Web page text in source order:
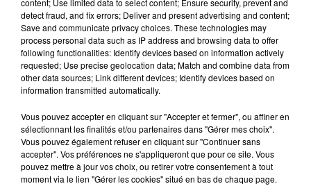
ANGERS SCO. L'ATTAQUANT LANROY MACHINE PRÊTÉ AUX PAYS-
BAS
content; Use limited data to select content; Ensure security, prevent and
detect fraud, and fix errors; Deliver and present advertising and content;
Save and communicate privacy choices. These technologies may
process personal data such as IP address and browsing data to offer
following functionalities: Identify devices based on information actively
requested; Use precise geolocation data; Match and combine data from
other data sources; Link different devices; Identify devices based on
information transmitted automatically.
Vous pouvez accepter en cliquant sur "Accepter et fermer", ou affiner en
sélectionnant les finalités et/ou partenaires dans "Gérer mes choix".
Vous pouvez également refuser en cliquant sur "Continuer sans
accepter". Vos préférences ne s'appliqueront que pour ce site. Vous
pouvez mettre à jour vos choix, ou retirer votre consentement à tout
moment via le lien "Gérer les cookies" situé en bas de chaque page.